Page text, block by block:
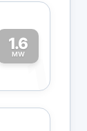
1.6
MW1